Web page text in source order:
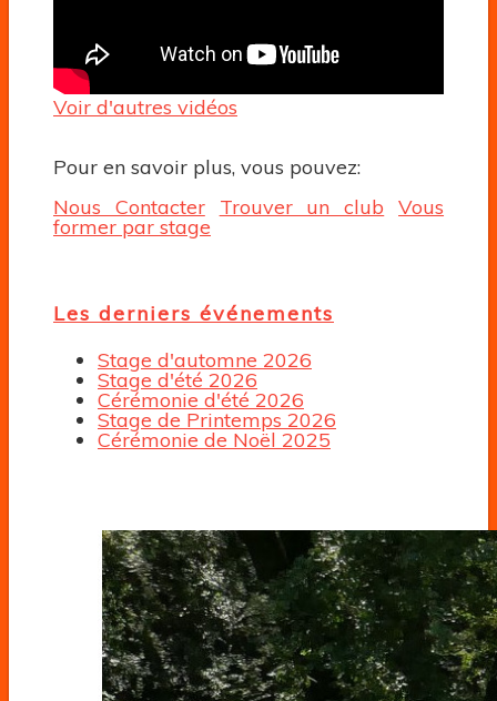
Voir d'autres vidéos
Pour en savoir plus, vous pouvez:
Nous Contacter
Trouver un club Vous
former par stage
Les derniers événements
Stage d'automne 2026
Stage d'été 2026
Cérémonie d'été 2026
Stage de Printemps 2026
Cérémonie de Noël 2025